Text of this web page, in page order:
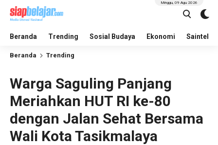
Beranda Trending Sosial Budaya Ekonomi Saintek
Minggu, 09 Agu 2026
Beranda Trending
Warga Saguling Panjang
Meriahkan HUT RI ke-80
dengan Jalan Sehat Bersama
Wali Kota Tasikmalaya